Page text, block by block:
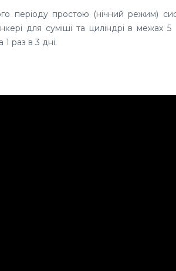
періоду простою (нічний режим)
для суміші та циліндрі в межах
раз в 3 дні.